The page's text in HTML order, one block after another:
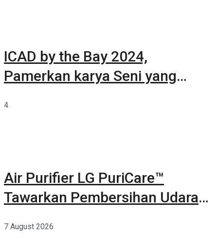
ICAD by the Bay 2024,
Pamerkan karya Seni yang
4
Air Purifier LG PuriCare™
Tawarkan Pembersihan Udara
7 August 2026